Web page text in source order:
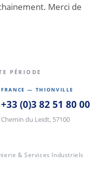
Merci de
PÉRIODE
FRANCE — THIONVILLE
+33 (0)3 82 51 80 00
Chemin du Leidt, 57100
& Services Industriels